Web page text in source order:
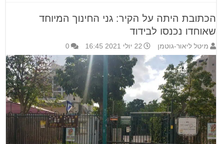
הכתובת היתה על הקיר: גני החינוך המיוחד
שאוחדו נכנסו לבידוד
מיטל ליאור-גוטמן 22 יולי 2021 16:45 0